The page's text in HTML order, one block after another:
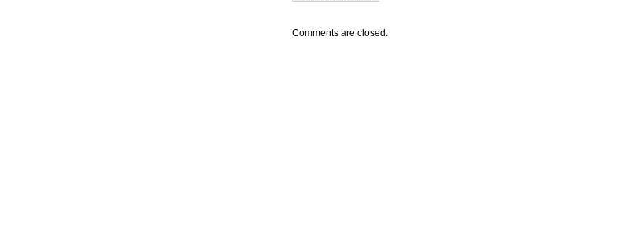
Comments are closed.